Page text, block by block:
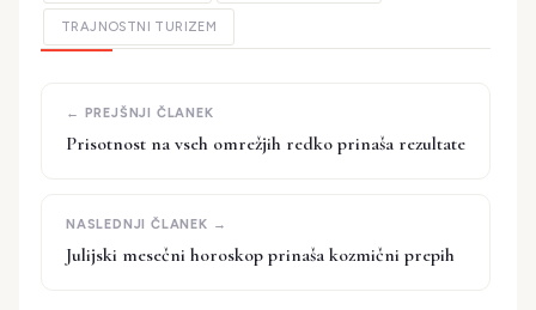
TRAJNOSTNI TURIZEM
Prisotnost na vseh omrežjih redko prinaša rezultate
Julijski mesečni horoskop prinaša kozmični prepih